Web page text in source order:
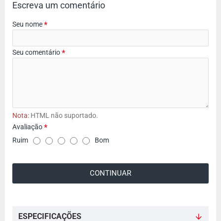
Escreva um comentário
Seu nome
Seu comentário
Nota: HTML não suportado.
A
a
Avaliação
Ruim
Bom
CONTINUAR
ESPECIFICAÇÕES